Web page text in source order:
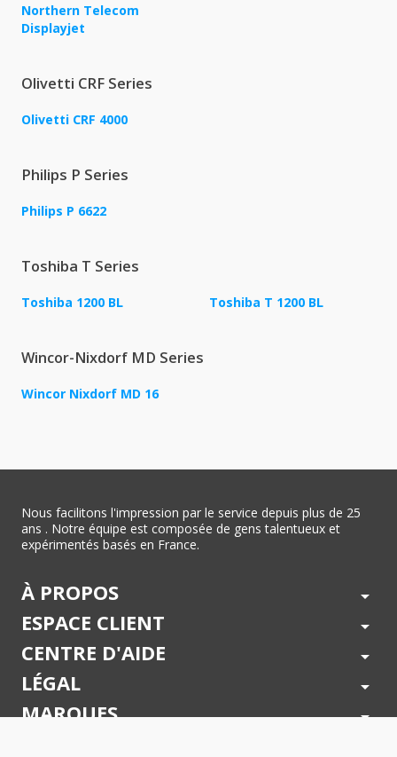
Northern Telecom
Displayjet
Olivetti CRF Series
Olivetti CRF 4000
Philips P Series
Philips P 6622
Toshiba T Series
Toshiba 1200 BL Toshiba T 1200 BL
Wincor-Nixdorf MD Series
Wincor Nixdorf MD 16
Nous facilitons l'impression par le service depuis plus de 25
ans . Notre équipe est composée de gens talentueux et
expérimentés basés en France.
À PROPOS arrow_drop_down
ESPACE CLIENT arrow_drop_down
CENTRE D'AIDE arrow_drop_down
LÉGAL arrow_drop_down
MARQUES arrow_drop_down